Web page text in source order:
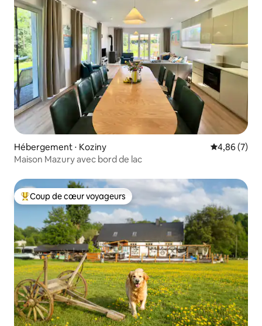
Hébergement ⋅ Koziny Évaluation
4,86 (7)
Maison Mazury avec bord de lac
Coups de cœur voyageurs les plus appréciés
Coup de cœur voyageurs